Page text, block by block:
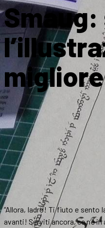
migliore
“Allora, ladro! Ti fiuto e sento
avanti! Serviti ancora, ce n’è in